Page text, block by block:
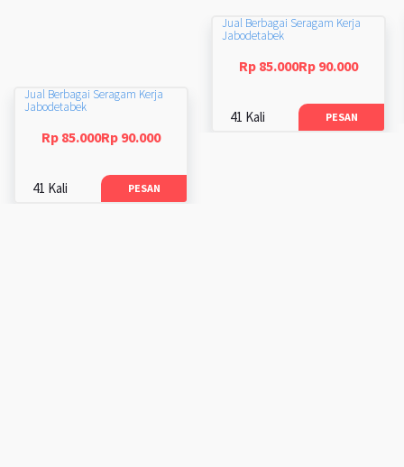
Jual Berbagai Seragam Kerja
Jabodetabek
Rp 85.000Rp 90.000
41 Kali PESAN
Jual Berbagai Seragam Kerja
Jabodetabek
Rp 85.000Rp 90.000
41 Kali PESAN